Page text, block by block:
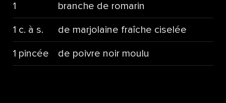
1 branche de romarin
1 c. à s. de marjolaine fraîche ciselée
1 pincée de poivre noir moulu